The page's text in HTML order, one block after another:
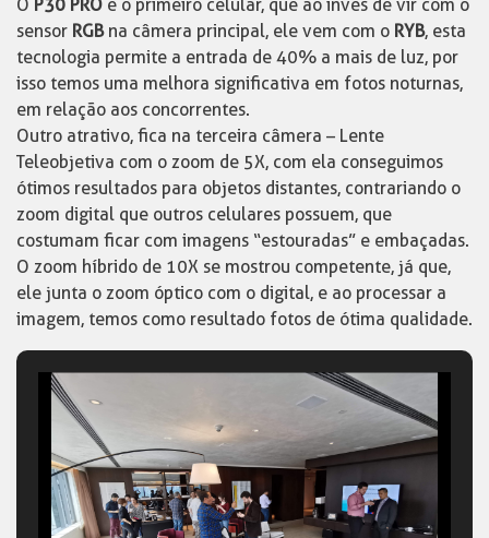
O P30 PRO é o primeiro celular, que ao invés de vir com o
sensor RGBna câmera principal, ele vem com o RYB, esta
tecnologia permite a entrada de 40% a mais de luz, por
isso temos uma melhora significativa em fotos noturnas,
em relação aos concorrentes.
Outro atrativo, fica na terceira câmera – Lente
Teleobjetiva com o zoom de 5X, com ela conseguimos
ótimos resultados para objetos distantes, contrariando o
zoom digital que outros celulares possuem, que
costumam ficar com imagens “estouradas” e embaçadas.
O zoom híbrido de 10X se mostrou competente, já que,
ele junta o zoom óptico com o digital, e ao processar a
imagem, temos como resultado fotos de ótima qualidade.